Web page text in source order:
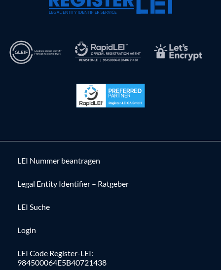
LEI Nummer beantragen
Legal Entity Identifier – Ratgeber
LEI Suche
Login
LEI Code Register-LEI:
984500064E5B40721438